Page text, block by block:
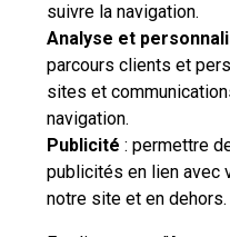
suivre la navigation.
Analyse et
parcours clients et
sites et
navigation.
Publicité : permettre
publicités en lien avec
notre site et en dehors.
Besoin d'aide
Vous n'avez pas
vous souhaitez